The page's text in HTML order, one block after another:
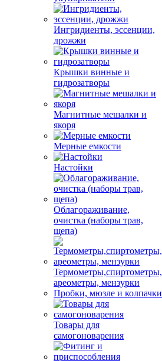
Ингридиенты, эссенции,
дрожжи
Крышки винные и
гидрозатворы
Магнитные мешалки и
якоря
Мерные емкости
Настойки
Облагораживание,
очистка (наборы трав,
щепа)
Термометры,спиртометры,
ареометры, мензурки
Пробки, мюзле и колпачки
Товары для
самогоноварения